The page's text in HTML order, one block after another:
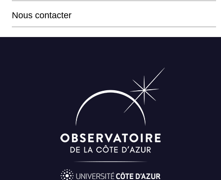
Nous contacter